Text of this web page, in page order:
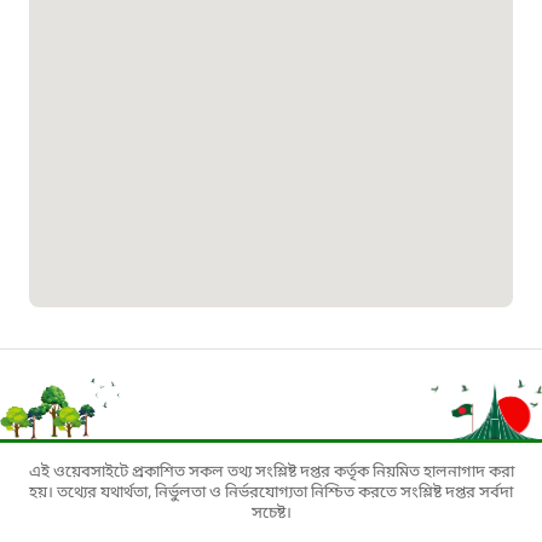
১৬৪৪৫
১৬১৭১
বাংলাদেশ মুক্তিযোদ্ধা কল্যাণ ট্রাস্ট
এই ওয়েবসাইটে প্রকাশিত সকল তথ্য সংশ্লিষ্ট দপ্তর কর্তৃক নিয়মিত হালনাগাদ করা
হয়। তথ্যের যথার্থতা, নির্ভুলতা ও নির্ভরযোগ্যতা নিশ্চিত করতে সংশ্লিষ্ট দপ্তর সর্বদা
সচেষ্ট।